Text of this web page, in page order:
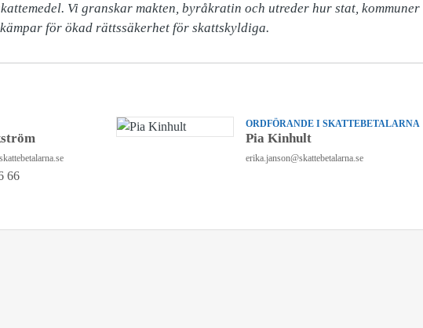
Vi granskar makten, byråkratin och utreder hur stat, kommuner
för ökad rättssäkerhet för skattskyldiga.
66
ORDFÖRANDE I SKATTEBETALARNA
Pia Kinhult
erika.janson@skattebetalarna.se